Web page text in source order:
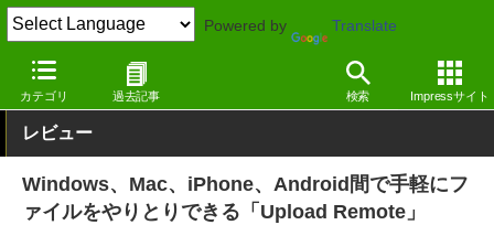
Powered by Translate
カテゴリ 過去記事 検索 Impressサイト
窓の杜 システム・ファイル Windows
レビュー
Windows、Mac、iPhone、Android間で手軽にフ
ァイルをやりとりできる「Upload Remote」